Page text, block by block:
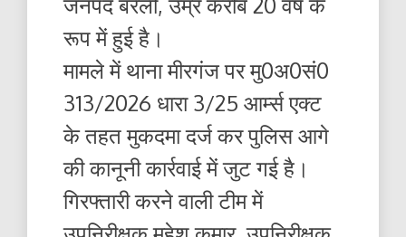
रूप में हुई है।
मामले में थाना मीरगंज पर मु0अ0सं0
313/2026 धारा 3/25 आर्म्स एक्ट
के तहत मुकदमा दर्ज कर पुलिस आगे
की कानूनी कार्रवाई में जुट गई है।
गिरफ्तारी करने वाली टीम में